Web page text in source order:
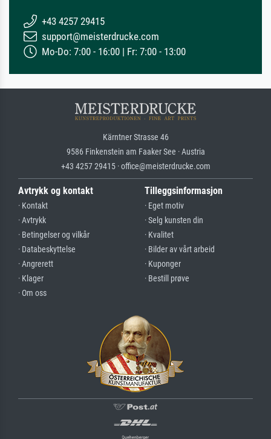
+43 4257 29415
support@meisterdrucke.com
Mo-Do: 7:00 - 16:00 | Fr: 7:00 - 13:00
Kärntner Strasse 46
9586 Finkenstein am Faaker See · Austria
+43 4257 29415 · office@meisterdrucke.com
Avtrykk og kontakt
· Kontakt
· Avtrykk
· Betingelser og vilkår
· Databeskyttelse
· Angrerett
· Klager
· Om oss
Tilleggsinformasjon
· Eget motiv
· Selg kunsten din
· Kvalitet
· Bilder av vårt arbeid
· Kuponger
· Bestill prøve